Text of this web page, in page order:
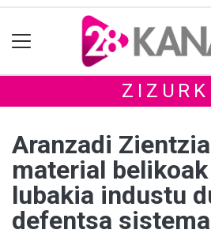
Aranzadi
material
lubakia industu
defentsa